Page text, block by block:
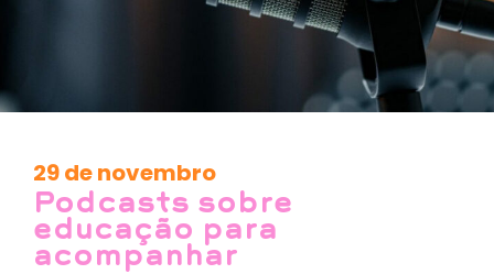
29 de novembro
Podcasts sobre
educação para
acompanhar